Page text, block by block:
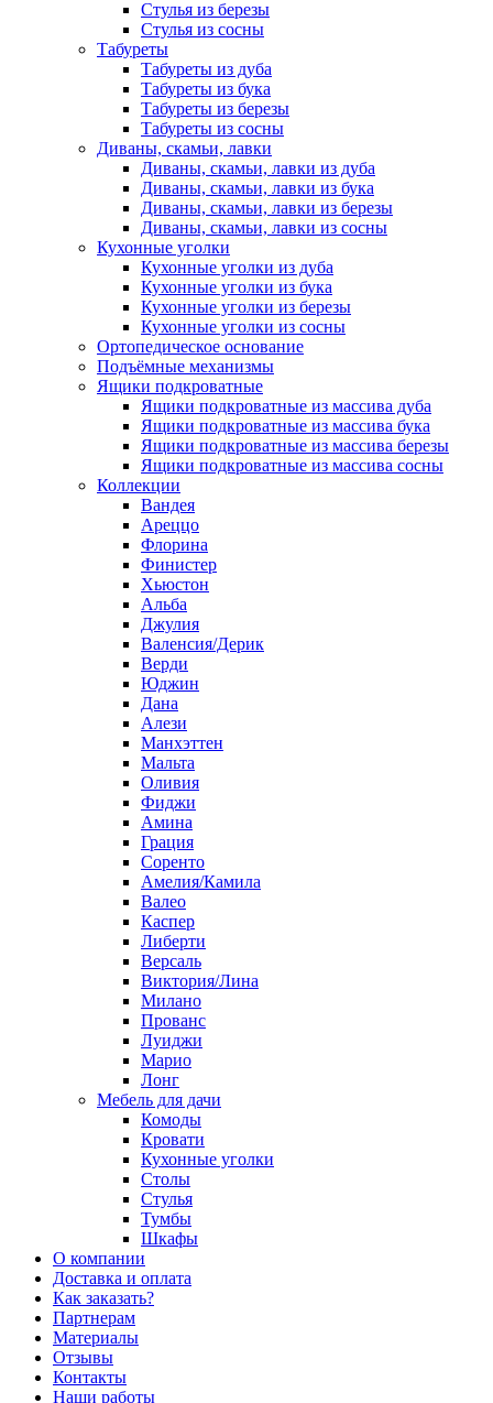
Стулья из березы
Стулья из сосны
Табуреты
Табуреты из дуба
Табуреты из бука
Табуреты из березы
Табуреты из сосны
Диваны, скамьи, лавки
Диваны, скамьи, лавки из дуба
Диваны, скамьи, лавки из бука
Диваны, скамьи, лавки из березы
Диваны, скамьи, лавки из сосны
Кухонные уголки
Кухонные уголки из дуба
Кухонные уголки из бука
Кухонные уголки из березы
Кухонные уголки из сосны
Ортопедическое основание
Подъёмные механизмы
Ящики подкроватные
Ящики подкроватные из массива дуба
Ящики подкроватные из массива бука
Ящики подкроватные из массива березы
Ящики подкроватные из массива сосны
Коллекции
Вандея
Ареццо
Флорина
Финистер
Хьюстон
Альба
Джулия
Валенсия/Дерик
Верди
Юджин
Дана
Алези
Манхэттен
Мальта
Оливия
Фиджи
Амина
Грация
Соренто
Амелия/Камила
Валео
Каспер
Либерти
Версаль
Виктория/Лина
Милано
Прованс
Луиджи
Марио
Лонг
Мебель для дачи
Комоды
Кровати
Кухонные уголки
Столы
Стулья
Тумбы
Шкафы
О компании
Доставка и оплата
Как заказать?
Партнерам
Материалы
Отзывы
Контакты
Наши работы